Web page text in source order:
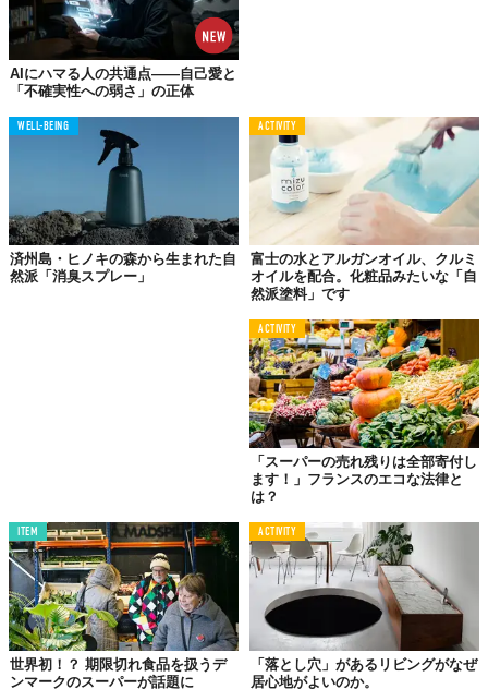
AIにハマる人の共通点——自己愛と
「不確実性への弱さ」の正体
WELL-BEING
済州島・ヒノキの森から生まれた自
然派「消臭スプレー」
ACTIVITY
富士の水とアルガンオイル、クルミ
オイルを配合。化粧品みたいな「自
然派塗料」です
ACTIVITY
「スーパーの売れ残りは全部寄付し
ます！」フランスのエコな法律と
は？
ITEM
世界初！？ 期限切れ食品を扱うデ
ンマークのスーパーが話題に
ACTIVITY
「落とし穴」があるリビングがなぜ
居心地がよいのか。